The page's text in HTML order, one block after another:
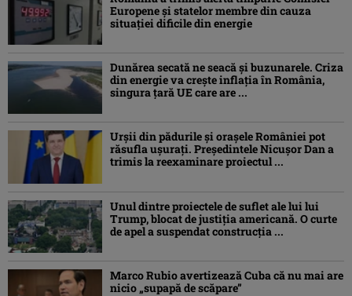
Europene și statelor membre din cauza
situației dificile din energie
Dunărea secată ne seacă și buzunarele. Criza
din energie va crește inflația în România,
singura țară UE care are ...
Urșii din pădurile și orașele României pot
răsufla ușurați. Președintele Nicușor Dan a
trimis la reexaminare proiectul ...
Unul dintre proiectele de suflet ale lui lui
Trump, blocat de justiția americană. O curte
de apel a suspendat construcția ...
Marco Rubio avertizează Cuba că nu mai are
nicio „supapă de scăpare”